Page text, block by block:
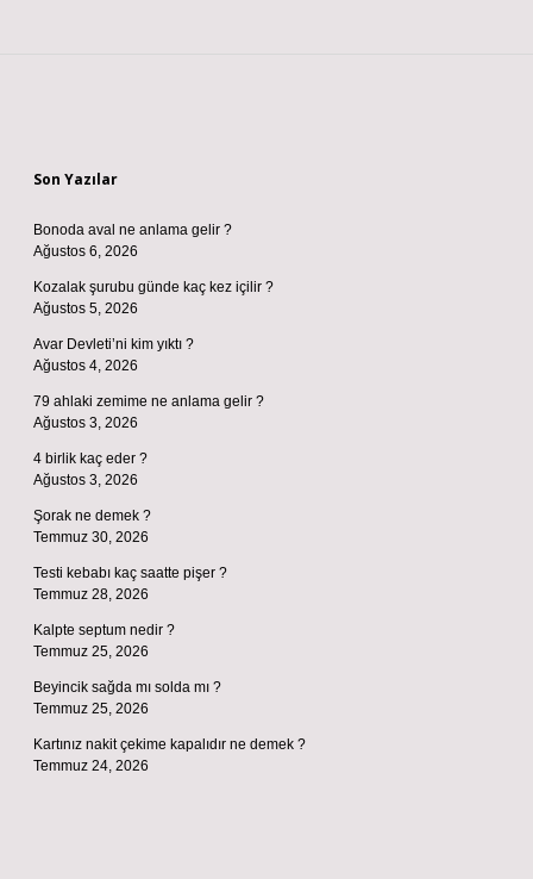
Son Yazılar
Bonoda aval ne anlama gelir ?
Ağustos 6, 2026
Kozalak şurubu günde kaç kez içilir ?
Ağustos 5, 2026
Avar Devleti’ni kim yıktı ?
Ağustos 4, 2026
79 ahlaki zemime ne anlama gelir ?
Ağustos 3, 2026
4 birlik kaç eder ?
Ağustos 3, 2026
Şorak ne demek ?
Temmuz 30, 2026
Testi kebabı kaç saatte pişer ?
Temmuz 28, 2026
Kalpte septum nedir ?
Temmuz 25, 2026
Beyincik sağda mı solda mı ?
Temmuz 25, 2026
Kartınız nakit çekime kapalıdır ne demek ?
Temmuz 24, 2026